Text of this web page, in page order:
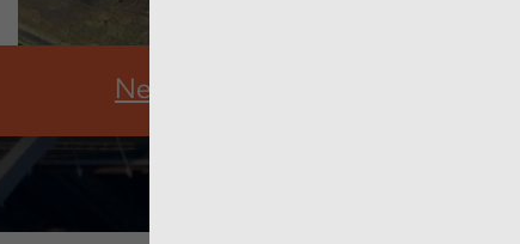
Newid hinsawdd ac yr amgylchedd